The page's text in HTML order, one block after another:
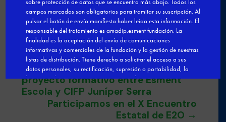

←Presentación en Casa Esment del
proyecto formativo entre Esment
Escola y CIFP Juníper Serra
Participamos en el X Encuentro
Estatal de E2O →